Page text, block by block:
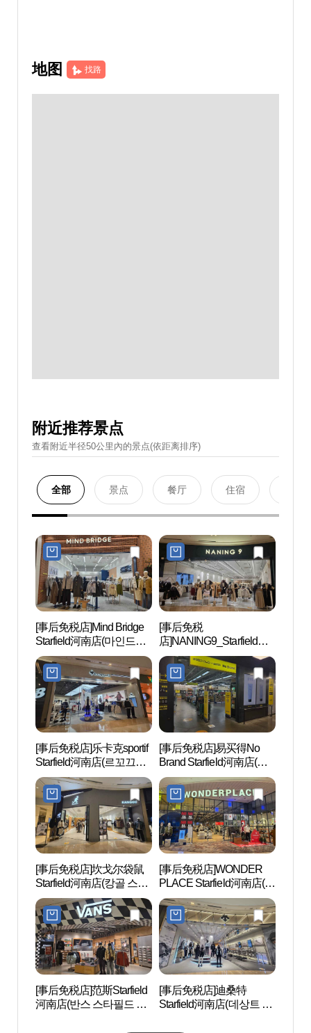
地图 找路
附近推荐景点
查看附近半径50公里內的景点(依距离排序)
全部 景点 餐厅 住宿
[事后免税店]Mind Bridge
Starfield河南店(마인드브
릿지 스타필드 하남점)
[事后免税
店]NANING9_Starfield河
南店(난닝구 스타필드 하
남점)
[事后免税店]乐卡克sportif
Starfield河南店(르꼬끄스
포르티브 스타필드 하남
점)
[事后免税店]易买得No
Brand Starfield河南店(노
브랜드 스타필드 하남점)
[事后免税店]坎戈尔袋鼠
Starfield河南店(캉골 스타
필드 하남점)
[事后免税店]WONDER
PLACE Starfield河南店(원
더플레이스 스타필드 하
남점)
[事后免税店]范斯Starfield
河南店(반스 스타필드 하
[事后免税店]迪桑特
Starfield河南店(데상트 스